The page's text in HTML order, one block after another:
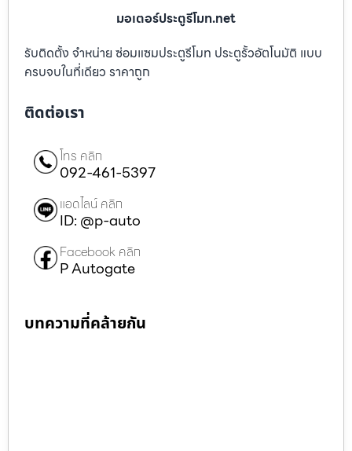
มอเตอร์ประตูรีโมท.net
รับติดตั้ง จำหน่าย ซ่อมแซมประตูรีโมท ประตูรั้วอัตโนมัติ แบบ
ครบจบในที่เดียว ราคาถูก
ติดต่อเรา
โทร คลิก
092-461-5397
แอดไลน์ คลิก
ID: @p-auto
Facebook คลิก
P Autogate
บทความที่คล้ายกัน